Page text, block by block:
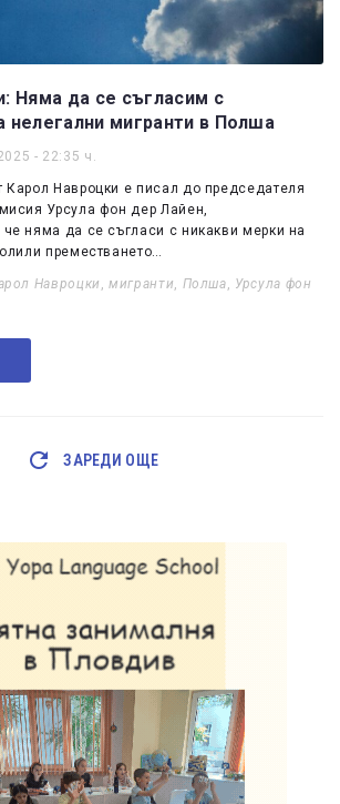
Няма да се съгласим с
нелегални мигранти в Полша
- 22:35 ч.
Карол Навроцки е писал до председателя
Урсула фон дер Лайен,
няма да се съгласи с никакви мерки на
преместването…
Навроцки ,мигранти Полша
Урсула фон
ЗАРЕДИ ОЩЕ